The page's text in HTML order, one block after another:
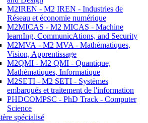
M2IREN - M2 IREN - Industries de
Réseau et économie numérique
M2MICAS - M2 MICAS - Machine
learnIng, CommunicAtions, and Security
M2MVA - M2 MVA - Mathématiques,
Vision, Apprentissage
M2QMI - M2 QMI - Quantique,
Mathématiques, Informatique
M2SETI - M2 SETI - Systèmes
embarqués et traitement de l'information
PHDCOMPSC - PhD Track - Computer
Science
spécialisé